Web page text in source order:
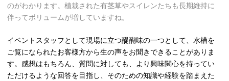
のがわかります。植栽された有茎草やスイレンたちも長期維持に
伴ってボリュームが増していますね。
イベントスタッフとして現場に立つ醍醐味の一つとして、水槽を
ご覧になられたお客様方から生の声をお聞きできることがありま
す。感想はもちろん、質問に対しても、より興味関心を持ってい
ただけるような回答を目指し、そのための知識や経験を踏まえた